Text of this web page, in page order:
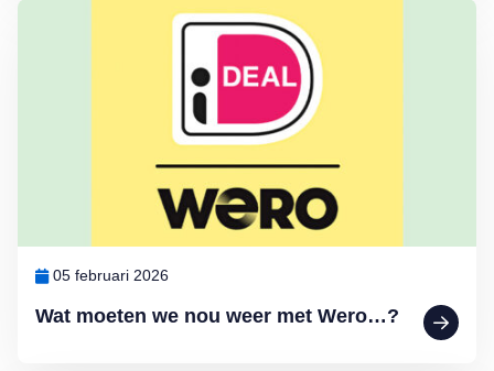
Wat moeten we nou weer met Wero…?
05 februari 2026
Lees meer over Wat moeten we nou weer met Wero…?